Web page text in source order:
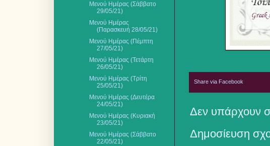
Share via Facebook
Δεν υπάρχουν
Δημοσίευση
Μενού Ημέρας (Σάββατο
29/05/21)
Μενού Ημέρας
(Παρασκευή 28/05/21)
Μενού Ημέρας (Πέμπτη
27/05/21)
Μενού Ημέρας (Τετάρτη
26/05/21)
Μενού Ημέρας (Τρίτη
25/05/21)
Μενού Ημέρας (Δευτέρα
24/05/21)
Μενού Ημέρας (Κυριακή
23/05/21)
Μενού Ημέρας (Σάββατο
22/05/21)